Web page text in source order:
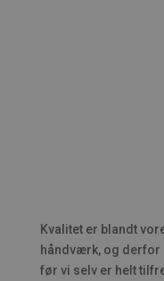
Kvalitet er blandt
håndværk, og derfor
før vi selv er helt